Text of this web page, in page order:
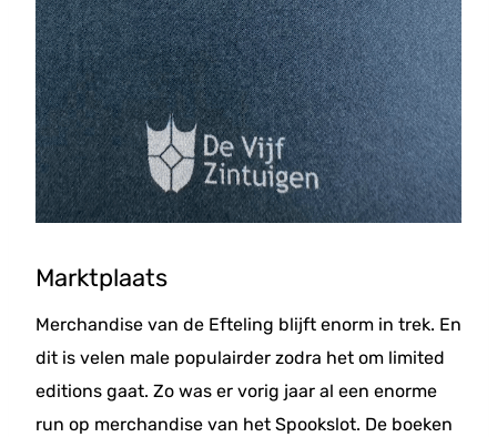
Marktplaats
Merchandise van de Efteling blijft enorm in trek. En
dit is velen male populairder zodra het om limited
editions gaat. Zo was er vorig jaar al een enorme
run op merchandise van het Spookslot. De boeken